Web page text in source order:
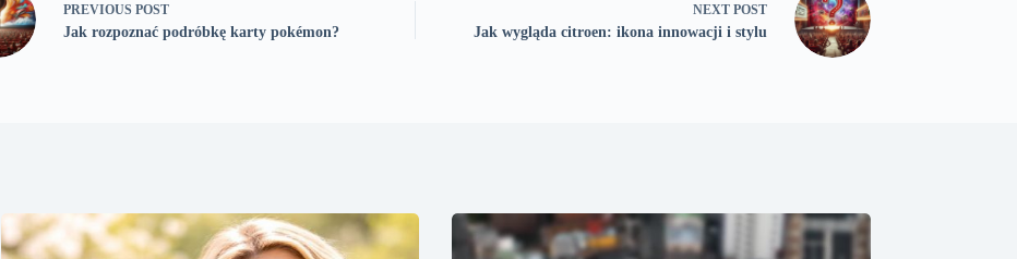
PREVIOUS POST
Jak rozpoznać podróbkę karty pokémon?
NEXT POST
Jak wygląda citroen: ikona innowacji i stylu